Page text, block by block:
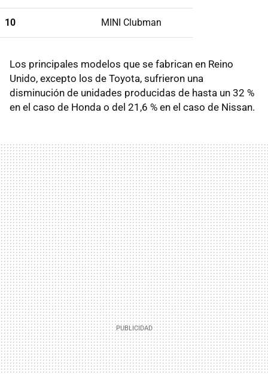
10 MINI Clubman
Los principales modelos que se fabrican en Reino
Unido, excepto los de Toyota, sufrieron una
disminución de unidades producidas de hasta un 32 %
en el caso de Honda o del 21,6 % en el caso de Nissan.